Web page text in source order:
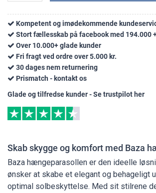
Kompetent og imødekommende
Stort fællesskab på facebook med 194.000
Over 10.000+ glade kunder
Fri fragt ved ordre over 5.000 kr.
30 dages nem returnering
Prismatch - kontakt os
Glade og tilfredse kunder - Se trustpilot her
Skab skygge og komfort med Baza
Baza hængeparasollen er den ideelle
ønsker at skabe et elegant og behageligt
optimal solbeskyttelse. Med sit stilrene